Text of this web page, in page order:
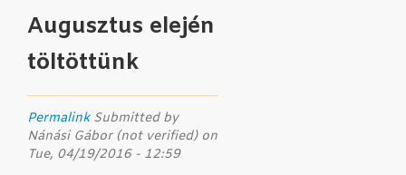
Augusztus elején
töltöttünk
Permalink Submitted by
Nánási Gábor (not verified)on
Tue, 04/19/2016 - 12:59